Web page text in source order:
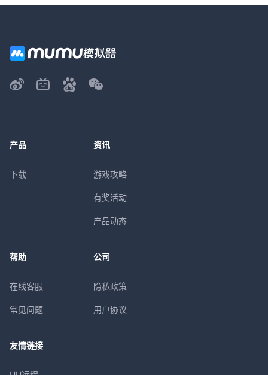
产品
下载
资讯
游戏攻略
有奖活动
产品动态
帮助
在线客服
常见问题
公司
隐私政策
用户协议
友情链接